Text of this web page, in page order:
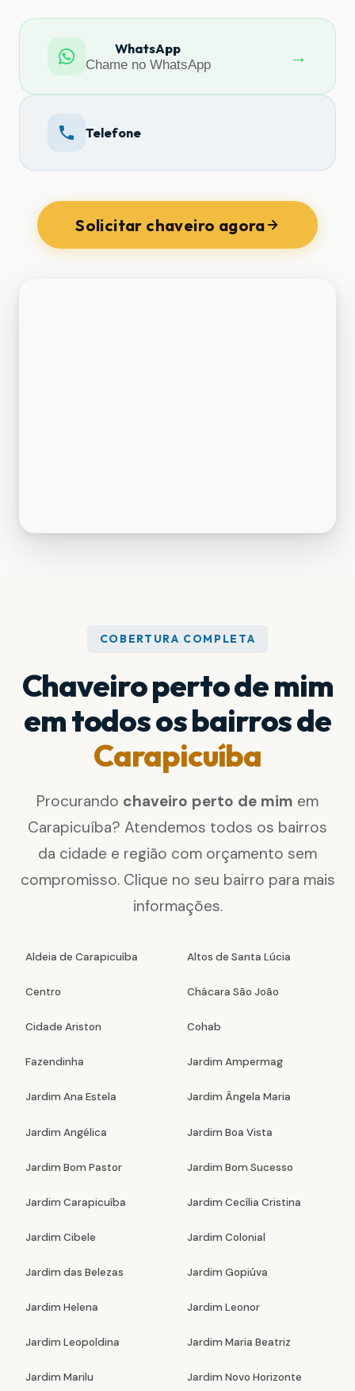
WhatsApp
Chame no WhatsApp
→
Telefone
Solicitar chaveiro agora
COBERTURA COMPLETA
Chaveiro perto de mim
em todos os bairros de
Carapicuíba
Procurando chaveiro perto de mim em
Carapicuíba? Atendemos todos os bairros
da cidade e região com orçamento sem
compromisso. Clique no seu bairro para mais
informações.
Aldeia de Carapicuíba Altos de Santa Lúcia
Centro Chácara São João
Cidade Ariston Cohab
Fazendinha Jardim Ampermag
Jardim Ana Estela Jardim Ângela Maria
Jardim Angélica Jardim Boa Vista
Jardim Bom Pastor Jardim Bom Sucesso
Jardim Carapicuíba Jardim Cecília Cristina
Jardim Cibele Jardim Colonial
Jardim das Belezas Jardim Gopiúva
Jardim Helena Jardim Leonor
Jardim Leopoldina Jardim Maria Beatriz
Jardim Marilu Jardim Novo Horizonte